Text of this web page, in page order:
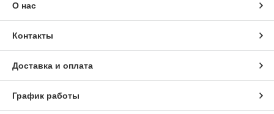
О нас
Контакты
Доставка и оплата
График работы